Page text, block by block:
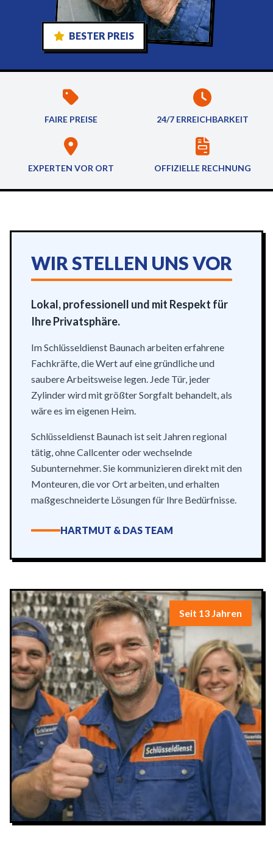
BESTER PREIS
FAIRE PREISE 24/7 ERREICHBARKEIT
EXPERTEN VOR ORT OFFIZIELLE RECHNUNG
WIR STELLEN UNS VOR
Lokal, professionell und mit Respekt für
Ihre Privatsphäre.
Im Schlüsseldienst Baunach arbeiten erfahrene
Fachkräfte, die Wert auf eine gründliche und
saubere Arbeitsweise legen. Jede Tür, jeder
Zylinder wird mit größter Sorgfalt behandelt, als
wäre es im eigenen Heim.
Schlüsseldienst Baunach ist seit Jahren regional
tätig, ohne Callcenter oder wechselnde
Subunternehmer. Sie kommunizieren direkt mit den
Monteuren, die vor Ort arbeiten, und erhalten
maßgeschneiderte Lösungen für Ihre Bedürfnisse.
HARTMUT & DAS TEAM
Seit 13 Jahren